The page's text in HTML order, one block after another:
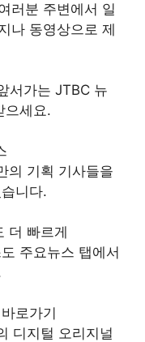
러분 주변에서 일
나 동영상으로 제
서가는 JTBC 뉴
으세요.
의 기획 기사들을
니다.
더 빠르게
주요뉴스 탭에서
로가기
디지털 오리지널